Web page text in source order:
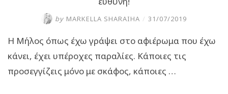
by MARKELLA SHARAIHA / 31/07/2019
Η Μήλος όπως έχω γράψει στο αφιέρωμα που έχω
κάνει, έχει υπέροχες παραλίες. Κάποιες τις
προσεγγίζεις μόνο με σκάφος, κάποιες …